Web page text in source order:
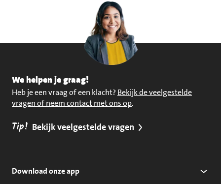
We helpen je graag!
Heb je een vraag of een klacht? Bekijk de veelgestelde
vragen of neem contact met ons op.
Tip! Bekijk veelgestelde vragen
Download onze app